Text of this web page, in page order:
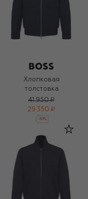
Хлопковая
толстовка
41 950 ₽
29 350 ₽
-30%